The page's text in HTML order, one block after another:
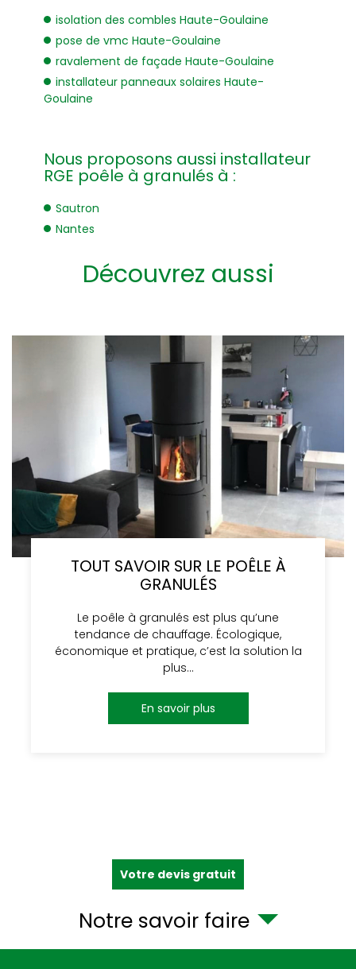
isolation des combles Haute-Goulaine
pose de vmc Haute-Goulaine
ravalement de façade Haute-Goulaine
installateur panneaux solaires Haute-
Goulaine
Nous proposons aussi installateur
RGE poêle à granulés à :
Sautron
Nantes
Découvrez aussi
TOUT SAVOIR SUR LE POÊLE À
GRANULÉS
Le poêle à granulés est plus qu’une
tendance de chauffage. Écologique,
économique et pratique, c’est la solution la
plus…
En savoir plus
Votre devis gratuit
Notre savoir faire